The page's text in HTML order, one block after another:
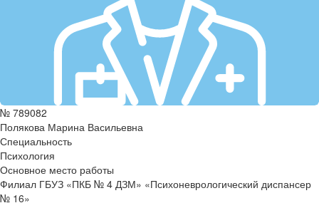
№ 789082
Полякова Марина Васильевна
Специальность
Психология
Основное место работы
Филиал ГБУЗ «ПКБ № 4 ДЗМ» «Психоневрологический диспансер
№ 16»